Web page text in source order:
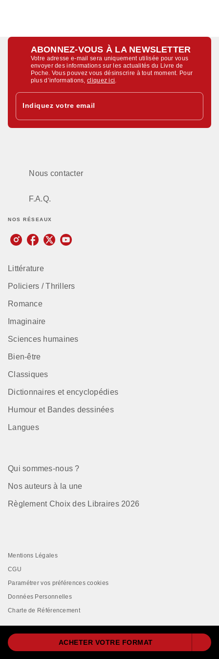
ACHETER VOTRE FORMAT
ABONNEZ-VOUS À LA NEWSLETTER
Votre adresse e-mail sera uniquement utilisée pour vous
envoyer des informations sur les actualités du Livre de
Poche. Vous pouvez vous désinscrire à tout moment. Pour
plus d’informations,cliquez ici
Indiquez votre email
Nous contacter
F.A.Q.
NOS RÉSEAUX
Littérature
Policiers / Thrillers
Romance
Imaginaire
Sciences humaines
Bien-être
Classiques
Dictionnaires et encyclopédies
Humour et Bandes dessinées
Langues
Qui sommes-nous ?
Nos auteurs à la une
Règlement Choix des Libraires 2026
Mentions Légales
CGU
Paramétrer vos préférences cookies
Données Personnelles
Charte de Référencement